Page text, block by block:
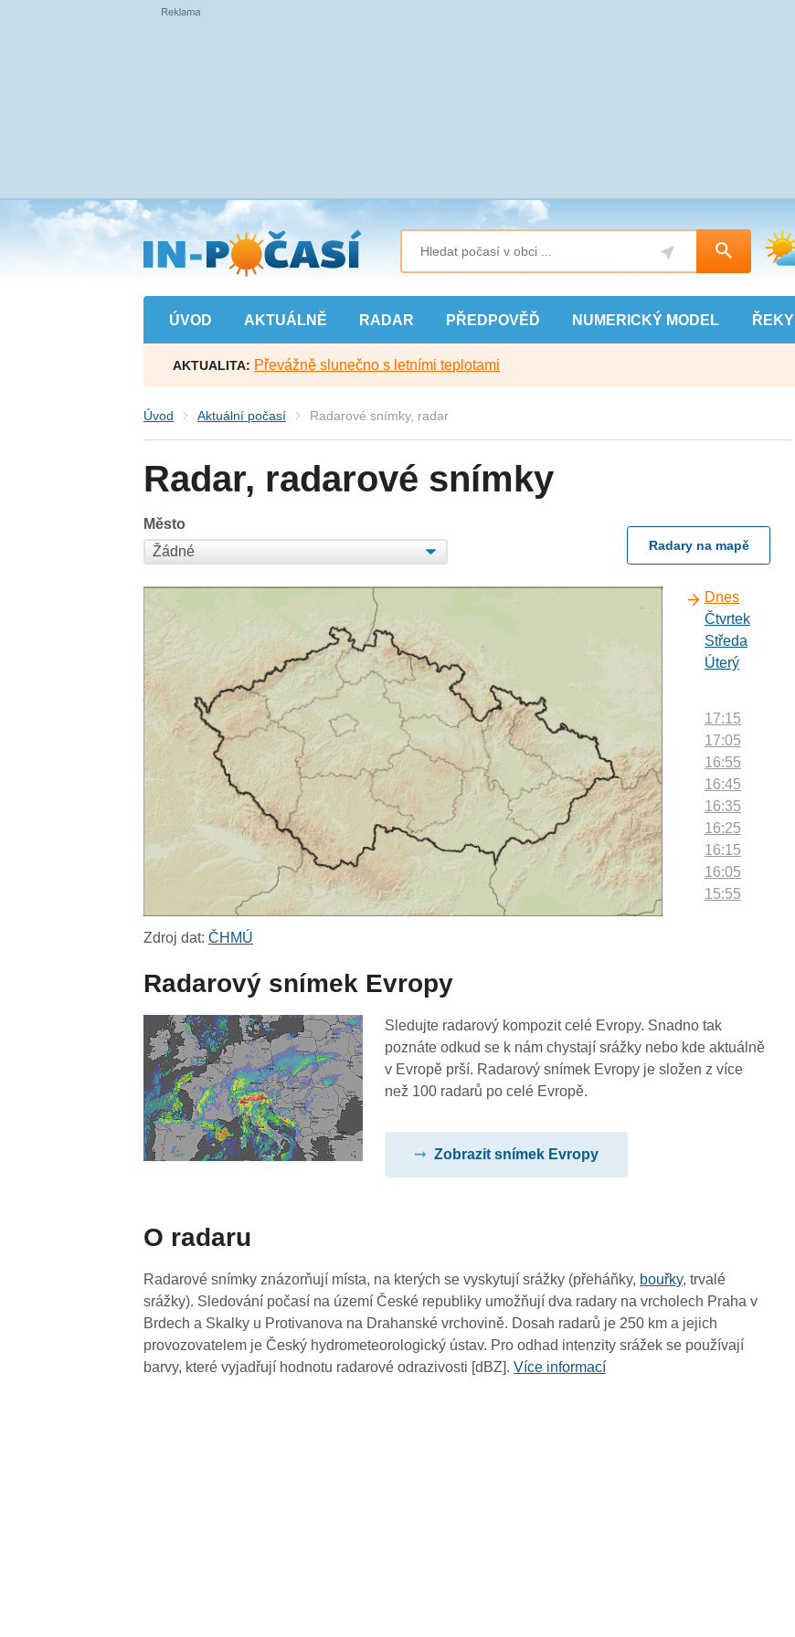
Přejít
na
hlavní
obsah
ÚVOD AKTUÁLNĚ RADAR PŘEDPOVĚĎ NUMERICKÝ MODEL ŘEKY
AKTUALITA: Převážně slunečno s letními teplotami
Úvod Aktuální počasí Radarové snímky, radar
Radar, radarové snímky
Město
Radary na mapě
Dnes
Čtvrtek
Středa
Úterý
17:15
17:05
16:55
16:45
16:35
16:25
16:15
16:05
15:55
14:55
14:45
14:35
12:55
12:45
12:35
12:25
Zdroj dat:ČHMÚ
Radarový snímek Evropy
Sledujte radarový kompozit celé Evropy. Snadno tak
poznáte odkud se k nám chystají srážky nebo kde aktuálně
v Evropě prší. Radarový snímek Evropy je složen z více
než 100 radarů po celé Evropě.
Zobrazit snímek Evropy
O radaru
Radarové snímky znázorňují místa, na kterých se vyskytují srážky (přeháňky, bouřky, trvalé
srážky). Sledování počasí na území České republiky umožňují dva radary na vrcholech Praha v
Brdech a Skalky u Protivanova na Drahanské vrchovině. Dosah radarů je 250 km a jejich
provozovatelem je Český hydrometeorologický ústav. Pro odhad intenzity srážek se používají
barvy, které vyjadřují hodnotu radarové odrazivosti [dBZ].Více informací